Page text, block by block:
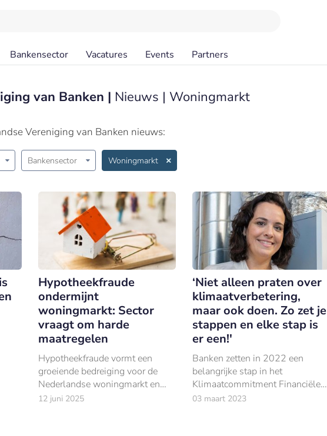
Bankensector Vacatures Events Partners
van Banken | Nieuws | Woningmarkt
Vereniging van Banken nieuws:
Bankensector Woningmarkt
Hypotheekfraude
ondermijnt
woningmarkt: Sector
vraagt om harde
maatregelen
Hypotheekfraude vormt een
groeiende bedreiging voor de
Nederlandse woningmarkt en
economie.
12 juni 2025
‘Niet alleen praten over
klimaatverbetering,
maar ook doen. Zo zet je
stappen en elke stap is
er een!'
Banken zetten in 2022 een
belangrijke stap in het
Klimaatcommitment Financiële
Sector. Elke bank publiceert een
03 maart 2023